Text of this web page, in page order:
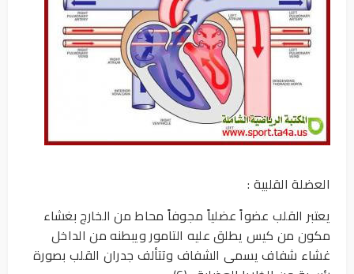
العضلة القلبية :
يعتبر القلب عضواً عضلياً مجوفاً محاط من الخارج بغشاء
مكون من كيس يطلق عليه التامور ويبطنه من الداخل
غشاء شفاف يسمى الشفاف وتتألف جدران القلب بصورة